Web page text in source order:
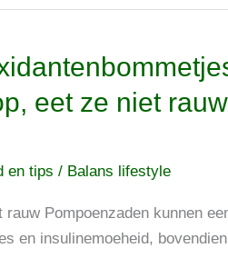
eet ze niet
en tips / Balans lifestyle
Pompoenzaden kunnen
en insulinemoeheid,